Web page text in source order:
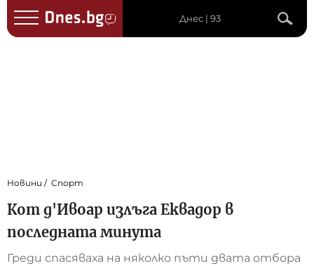
Днес | 93
Новини Спорт
Кот д'Ивоар излъга Еквадор в
последната минута
Греди спасяваха на няколко пъти двата отбора